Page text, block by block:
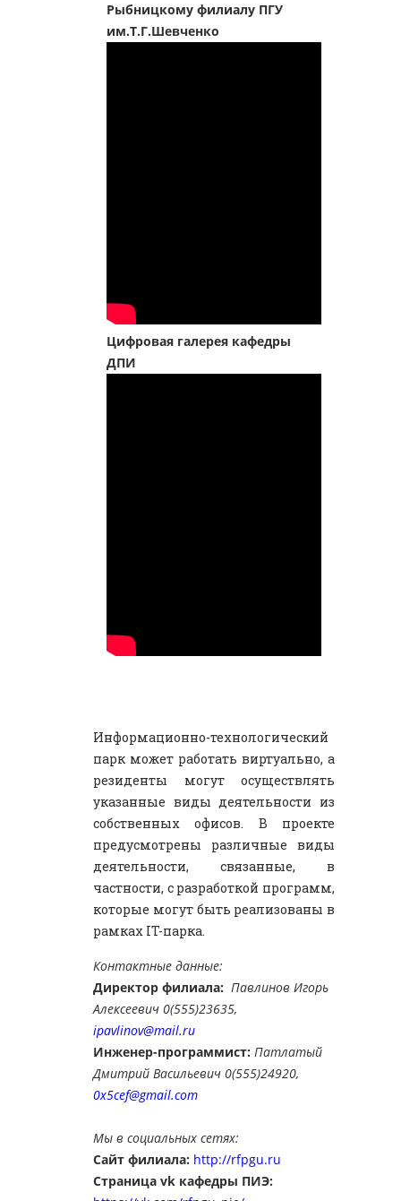
Рыбницкому филиалу ПГУ
им.Т.Г.Шевченко
Цифровая галерея кафедры
ДПИ
Информационно-технологический
парк может работать виртуально, а
резиденты могут осуществлять
указанные виды деятельности из
собственных офисов. В проекте
предусмотрены различные виды
деятельности, связанные, в
частности, с разработкой программ,
которые могут быть реализованы в
рамках IT-парка.
Контактные данные:
Директор филиала: Павлинов Игорь
Алексеевич 0(555)23635,
ipavlinov@mail.ru
Инженер-программист: Патлатый
Дмитрий Васильевич 0(555)24920,
0x5cef@gmail.com
Мы в социальных сетях:
Сайт филиала: http://rfpgu.ru
Страница vk кафедры ПИЭ: